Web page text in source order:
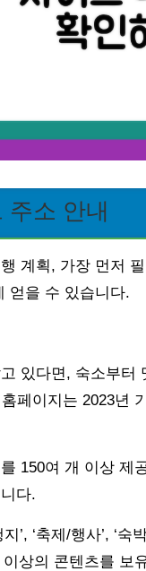
주소 안내
계획, 가장 먼저
얻을 수 있습니다.
있다면, 숙소부
홈페이지는 2023년
150여 개 이상 제
다.
’, ‘축제/행사’, ‘
상의 콘텐츠를 보